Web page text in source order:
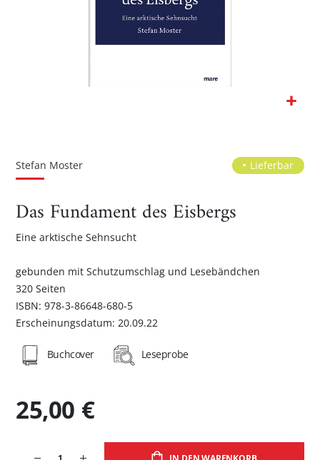
Bildgalerie
Stefan Moster Lieferbar
Das Fundament des Eisbergs
Eine arktische Sehnsucht
gebunden mit Schutzumschlag und Lesebändchen
320 Seiten
ISBN: 978-3-86648-680-5
Erscheinungsdatum: 20.09.22
25,00 €
Buchcover Leseprobe